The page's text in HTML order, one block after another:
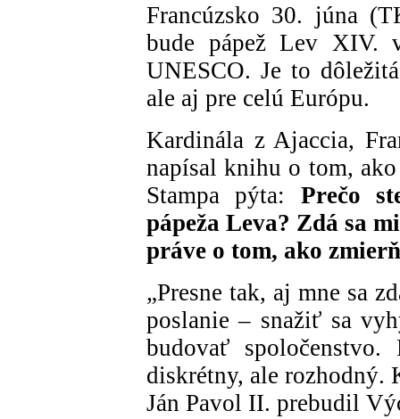
Francúzsko 30. júna
bude pápež Lev XIV.
UNESCO. Je to
ale aj pre celú Európu.
Kardinála z Ajaccia,
napísal knihu o tom,
Stampa pýta: Prečo
pápeža Leva? Zdá sa
práve o tom, ako
„Presne tak, aj mne sa
poslanie – snažiť sa
budovať
diskrétny, ale rozhodný.
Ján Pavol II. prebudil